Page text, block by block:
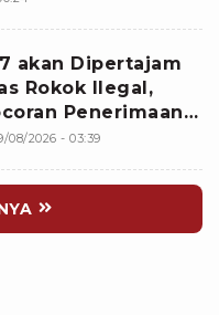
akan Dipertajam
Rokok Ilegal,
Penerimaan
08/2026 - 03:39